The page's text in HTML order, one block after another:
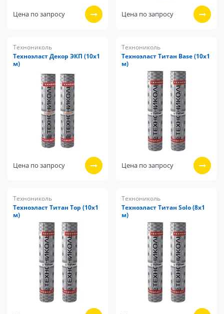
Цена по запросу Цена по запросу
Технониколь
Техноэласт Декор ЭКП (10х1
м)
Цена по запросу
Технониколь
Техноэласт Титан Base (10х1
м)
Цена по запросу
Технониколь
Техноэласт Титан Top (10х1
м)
Технониколь
Техноэласт Титан Solo (8х1
м)